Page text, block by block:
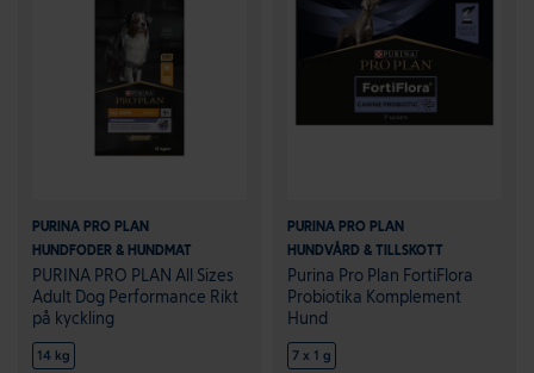
PURINA PRO PLAN
HUNDFODER & HUNDMAT
PURINA PRO PLAN All Sizes
Adult Dog Performance Rikt
på kyckling
14 kg
PURINA PRO PLAN
HUNDVÅRD & TILLSKOTT
Purina Pro Plan FortiFlora
Probiotika Komplement
Hund
7 x 1 g